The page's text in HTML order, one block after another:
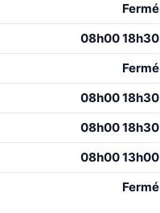
Fermé
08h00 18h30
Fermé
08h00 18h30
08h00 18h30
08h00 13h00
Fermé